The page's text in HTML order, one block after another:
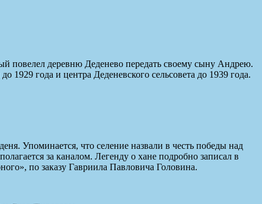
повелел деревню Деденево передать своему сыну Андрею.
1929 года и центра Деденевского сельсовета до 1939 года.
Упоминается, что селение назвали в честь победы над
за каналом. Легенду о хане подробно записал в
по заказу Гавриила Павловича Головина.